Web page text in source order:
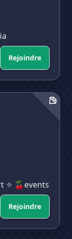
Rejoindre
✧ 🍒events
Rejoindre